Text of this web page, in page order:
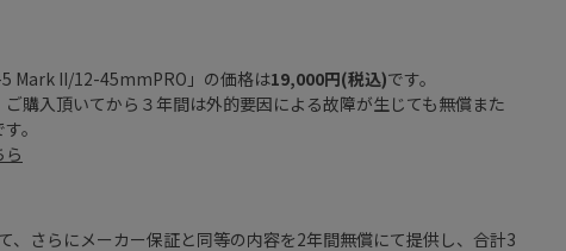
5 Mark II/12-45mmPRO」の価格は19,000円(税込)です。
ご購入頂いてから３年間は外的要因による故障が生じても無償また
。
ら
、さらにメーカー保証と同等の内容を2年間無償にて提供し、合計3